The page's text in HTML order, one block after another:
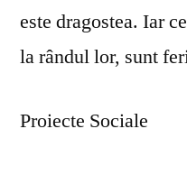
este dragostea. Iar
la rândul lor, sunt
Proiecte Sociale